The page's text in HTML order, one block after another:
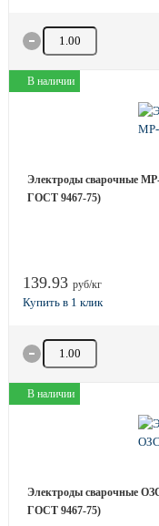
Количество товара
В наличии
Электроды сварочные
ГОСТ 9467-75)
139.93 руб/кг
Количество товара
В наличии
Электроды сварочные
ГОСТ 9467-75)